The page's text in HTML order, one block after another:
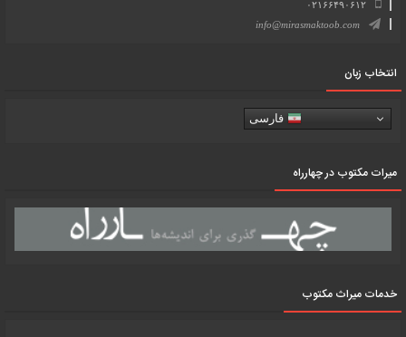
۰۲۱۶۶۴۹۰۶۱۲
info@mirasmaktoob.com
انتخاب زبان
فارسی
میرات مکتوب در چهارراه
خدمات میراث مکتوب